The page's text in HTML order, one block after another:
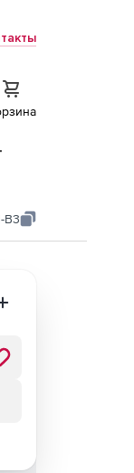
B3